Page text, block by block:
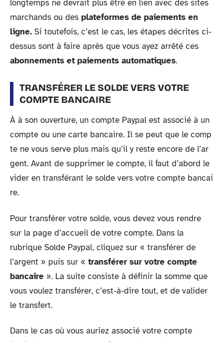
longtemps ne devrait plus être en lien avec des sites
marchands ou des plateformes de paiements en
ligne. Si toutefois, c’est le cas, les étapes décrites ci-
dessus sont à faire après que vous ayez arrêté ces
abonnements et paiements automatiques.
TRANSFÉRER LE SOLDE VERS VOTRE
COMPTE BANCAIRE
À à son ouverture, un compte Paypal est associé à un
compte ou une carte bancaire. Il se peut que le comp
te ne vous serve plus mais qu’il y reste encore de l’ar
gent. Avant de supprimer le compte, il faut d’abord le
vider en transférant le solde vers votre compte bancai
re.
Pour transférer votre solde, vous devez vous rendre
sur la page d’accueil de votre compte. Dans la
rubrique Solde Paypal, cliquez sur « transférer de
l’argent » puis sur « transférer sur votre compte
bancaire ». La suite consiste à définir la somme que
vous voulez transférer, c’est-à-dire tout, et de valider
le transfert.
Dans le cas où vous auriez associé votre compte